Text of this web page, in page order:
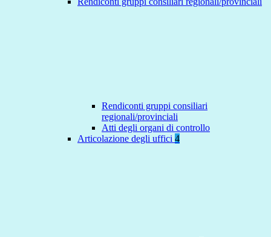
Rendiconti gruppi consiliari
regionali/provinciali
Atti degli organi di controllo
Articolazione degli uffici 4